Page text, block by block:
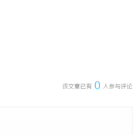
该文章已有 0 人参与评论